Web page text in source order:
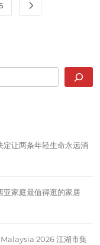
定让两条年轻生命永远消
家庭最值得逛的家居
2026 江湖市集